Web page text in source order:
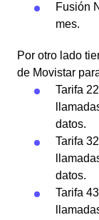
Fusión
mes.
Por otro lado
de Movistar
Tarifa
datos.
Tarifa
datos.
Tarifa